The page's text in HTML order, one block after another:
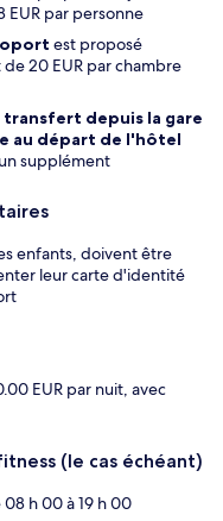
EUR par personne
est proposé
20 EUR par chambre
transfert depuis la gare
au départ de l'hôtel
supplément
enfants, doivent être
leur carte d'identité
EUR par nuit, avec
(le cas échéant)
08 h 00 à 19 h 00